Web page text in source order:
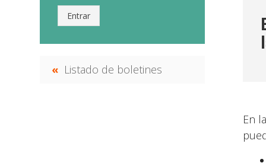
En
Entrar
Listado de boletines